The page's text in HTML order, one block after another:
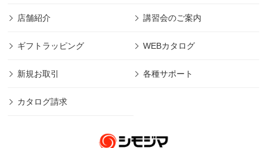
店舗紹介 講習会のご案内
ギフトラッピング WEBカタログ
新規お取引 各種サポート
カタログ請求